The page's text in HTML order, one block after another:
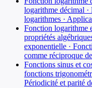
logarithme décimal ·
logarithmes ·
Fonction logarithme
propriétés
exponentielle ·
comme réciproque
Fonctions sinus et
fonctions
Périodicité et parité